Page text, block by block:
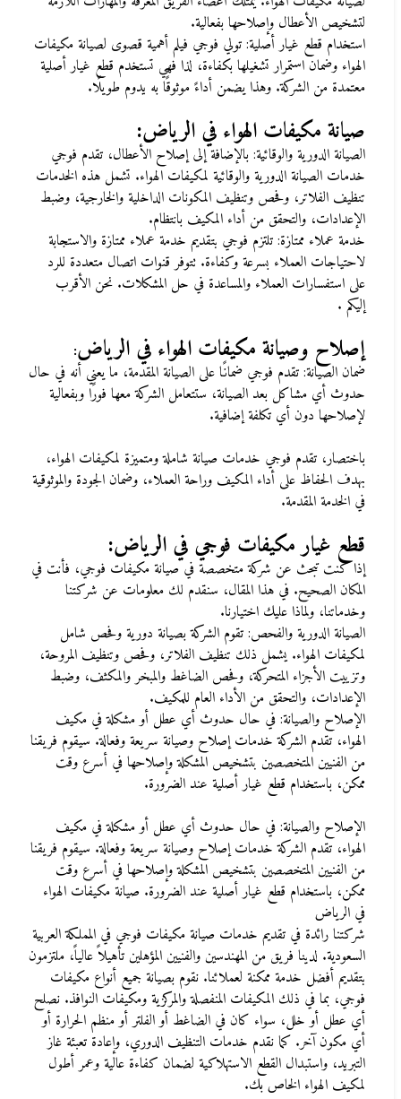
لتشخيص الأعطال وإصلاحها بفعالية.
استخدام قطع غيار أصلية: تولي فوجي فيلم أهمية قصوى لصيانة مكيفات
الهواء وضمان استمرار تشغيلها بكفاءة، لذا فهي تستخدم قطع غيار أصلية
معتمدة من الشركة. وهذا يضمن أداءً موثوقًا به يدوم طويلًا.
صيانة مكيفات الهواء في الرياض:
الصيانة الدورية والوقائية: بالإضافة إلى إصلاح الأعطال، تقدم فوجي
خدمات الصيانة الدورية والوقائية لمكيفات الهواء. تشمل هذه الخدمات
تنظيف الفلاتر، وفحص وتنظيف المكونات الداخلية والخارجية، وضبط
الإعدادات، والتحقق من أداء المكيف بانتظام.
خدمة عملاء ممتازة: تلتزم فوجي بتقديم خدمة عملاء ممتازة والاستجابة
لاحتياجات العملاء بسرعة وكفاءة. تتوفر قنوات اتصال متعددة للرد
على استفسارات العملاء والمساعدة في حل المشكلات. نحن الأقرب
إليكم .
إصلاح وصيانة مكيفات الهواء في الرياض:
ضمان الصيانة: تقدم فوجي ضمانًا على الصيانة المقدمة، ما يعني أنه في حال
حدوث أي مشاكل بعد الصيانة، ستتعامل الشركة معها فورًا وبفعالية
لإصلاحها دون أي تكلفة إضافية.
باختصار، تقدم فوجي خدمات صيانة شاملة ومتميزة لمكيفات الهواء،
بهدف الحفاظ على أداء المكيف وراحة العملاء، وضمان الجودة والموثوقية
في الخدمة المقدمة.
قطع غيار مكيفات فوجي في الرياض:
إذا كنت تبحث عن شركة متخصصة في صيانة مكيفات فوجي، فأنت في
المكان الصحيح. في هذا المقال، سنقدم لك معلومات عن شركتنا
وخدماتنا، ولماذا عليك اختيارنا.
الصيانة الدورية والفحص: تقوم الشركة بصيانة دورية وفحص شامل
لمكيفات الهواء. يشمل ذلك تنظيف الفلاتر، وفحص وتنظيف المروحة،
وتزييت الأجزاء المتحركة، وفحص الضاغط والمبخر والمكثف، وضبط
الإعدادات، والتحقق من الأداء العام للمكيف.
الإصلاح والصيانة: في حال حدوث أي عطل أو مشكلة في مكيف
الهواء، تقدم الشركة خدمات إصلاح وصيانة سريعة وفعالة. سيقوم فريقنا
من الفنيين المتخصصين بتشخيص المشكلة وإصلاحها في أسرع وقت
ممكن، باستخدام قطع غيار أصلية عند الضرورة.
الإصلاح والصيانة: في حال حدوث أي عطل أو مشكلة في مكيف
الهواء، تقدم الشركة خدمات إصلاح وصيانة سريعة وفعالة. سيقوم فريقنا
من الفنيين المتخصصين بتشخيص المشكلة وإصلاحها في أسرع وقت
ممكن، باستخدام قطع غيار أصلية عند الضرورة. صيانة مكيفات الهواء
في الرياض
شركتنا رائدة في تقديم خدمات صيانة مكيفات فوجي في المملكة العربية
السعودية. لدينا فريق من المهندسين والفنيين المؤهلين تأهيلاً عالياً، ملتزمون
بتقديم أفضل خدمة ممكنة لعملائنا. نقوم بصيانة جميع أنواع مكيفات
فوجي، بما في ذلك المكيفات المنفصلة والمركزية ومكيفات النوافذ. نصلح
أي عطل أو خلل، سواء كان في الضاغط أو الفلتر أو منظم الحرارة أو
أي مكون آخر. كما نقدم خدمات التنظيف الدوري، وإعادة تعبئة غاز
التبريد، واستبدال القطع الاستهلاكية لضمان كفاءة عالية وعمر أطول
لمكيف الهواء الخاص بك.